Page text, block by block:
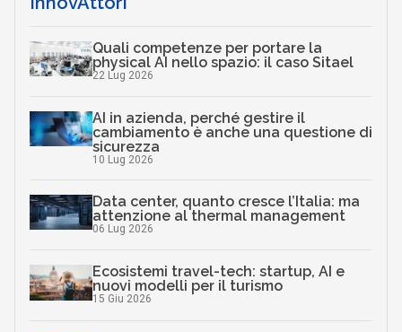
Quali competenze per portare la
physical AI nello spazio: il caso Sitael
22 Lug 2026
AI in azienda, perché gestire il
cambiamento è anche una questione di
sicurezza
10 Lug 2026
Data center, quanto cresce l’Italia: ma
attenzione al thermal management
06 Lug 2026
Ecosistemi travel-tech: startup, AI e
nuovi modelli per il turismo
15 Giu 2026